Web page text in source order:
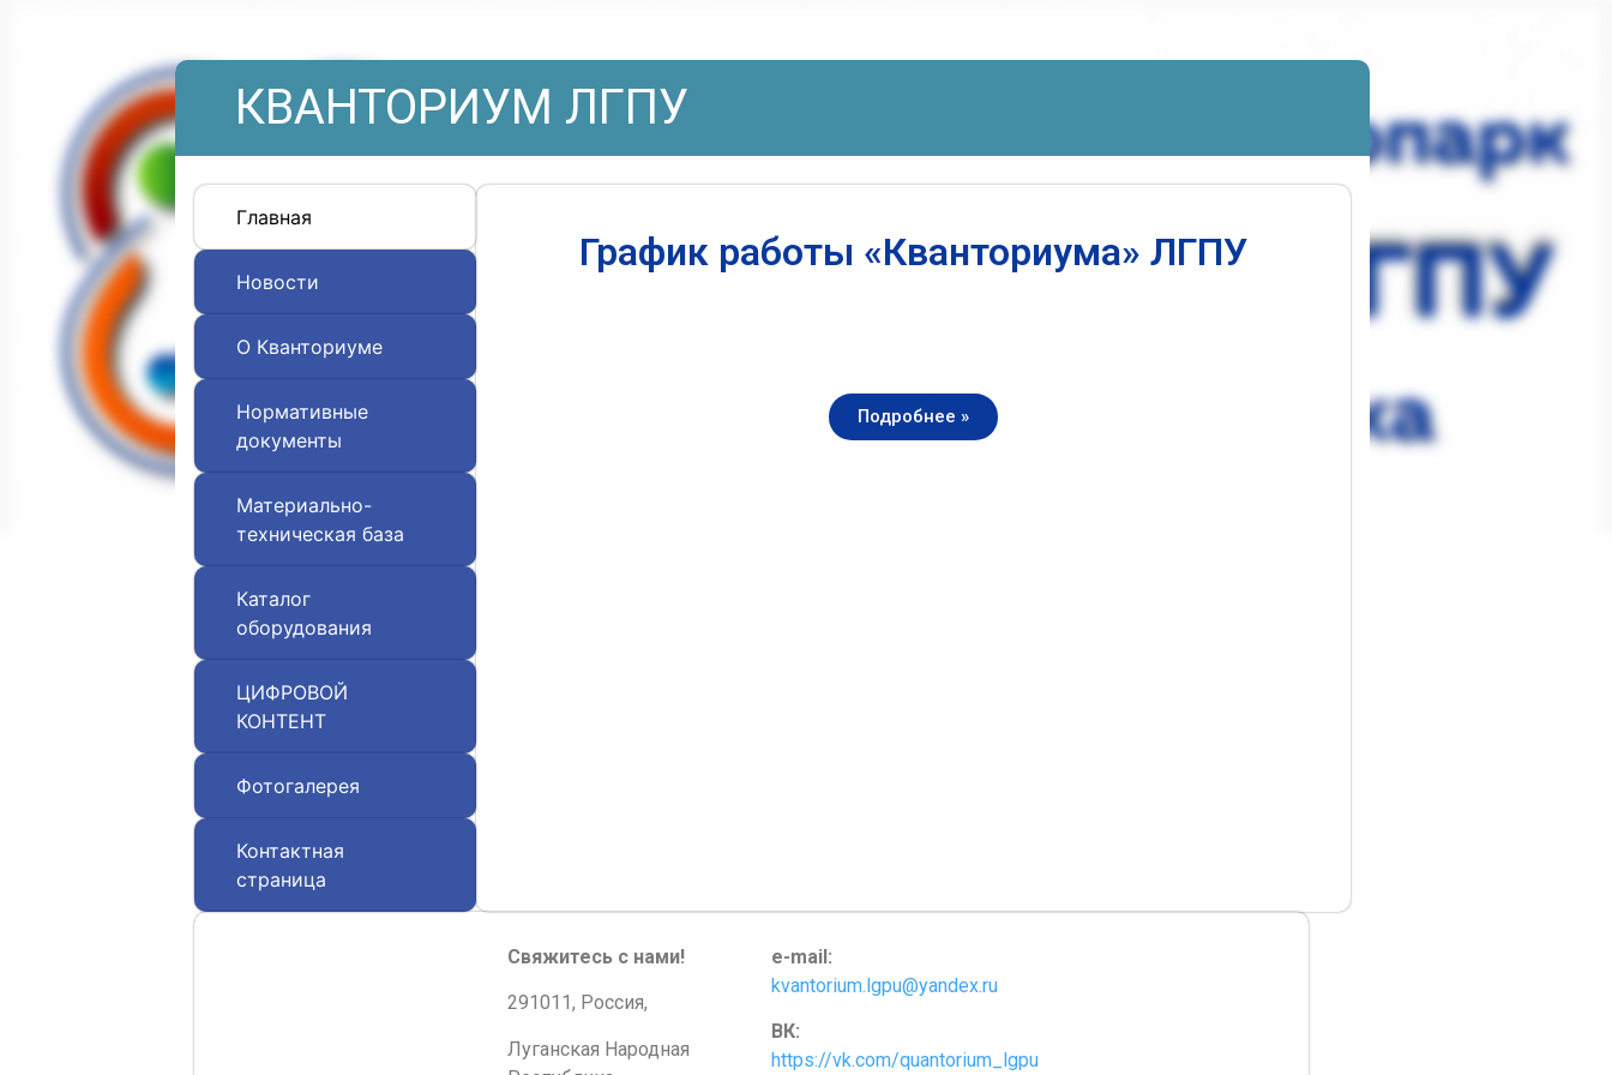
КВАНТОРИУМ ЛГПУ
Главная
Новости
О Кванториуме
Нормативные
документы
Материально-
техническая база
Каталог
оборудования
ЦИФРОВОЙ
КОНТЕНТ
Фотогалерея
Контактная
страница
График работы «Кванториума» ЛГПУ
Подробнее »
Свяжитесь с нами!
291011, Россия,
Луганская Народная
e-mail:
kvantorium.lgpu@yandex.ru
ВК:
https://vk.com/quantorium_lgpu